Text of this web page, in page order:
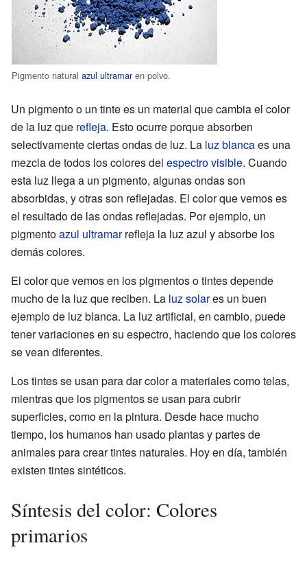
Pigmento natural azul ultramaren polvo.
Un pigmento o un tinte es un material que cambia el color
de la luz que refleja. Esto ocurre porque absorben
selectivamente ciertas ondas de luz. La luz blancaes una
mezcla de todos los colores del espectro visible. Cuando
esta luz llega a un pigmento, algunas ondas son
absorbidas, y otras son reflejadas. El color que vemos es
el resultado de las ondas reflejadas. Por ejemplo, un
pigmentoazul ultramarrefleja la luz azul y absorbe los
demás colores.
El color que vemos en los pigmentos o tintes depende
mucho de la luz que reciben. La luz solares un buen
ejemplo de luz blanca. La luz artificial, en cambio, puede
tener variaciones en su espectro, haciendo que los colores
se vean diferentes.
Los tintes se usan para dar color a materiales como telas,
mientras que los pigmentos se usan para cubrir
superficies, como en la pintura. Desde hace mucho
tiempo, los humanos han usado plantas y partes de
animales para crear tintes naturales. Hoy en día, también
existen tintes sintéticos.
Síntesis del color: Colores
primarios